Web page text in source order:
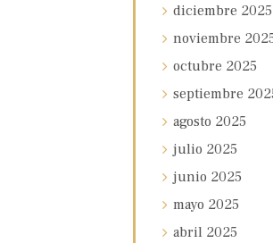
diciembre 2025
noviembre
octubre 2025
septiembre
agosto 2025
julio 2025
junio 2025
mayo 2025
abril 2025